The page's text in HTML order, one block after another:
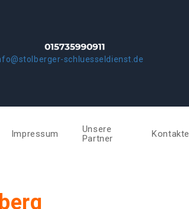
schluesseldienst.de
Impressum
Unsere
Partner
Kontakte